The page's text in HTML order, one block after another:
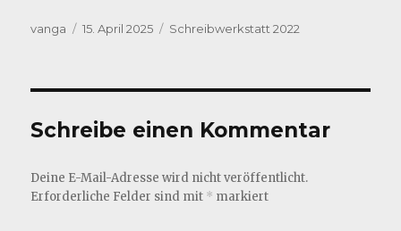
Autor
vanga
Veröffentlicht
15. April 2025 Kategorien
Schreibwerkstatt 2022
Schreibe einen Kommentar
Deine E-Mail-Adresse wird nicht veröffentlicht.
Erforderliche Felder sind mit * markiert